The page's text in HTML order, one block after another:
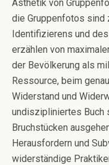
Ästhetik von
die Gruppenfotos sind
Identifizierens und
erzählen von
der Bevölkerung als
Ressource, beim
Widerstand und
undiszipliniertes Buch
Bruchstücken
Herausfordern und
widerständige